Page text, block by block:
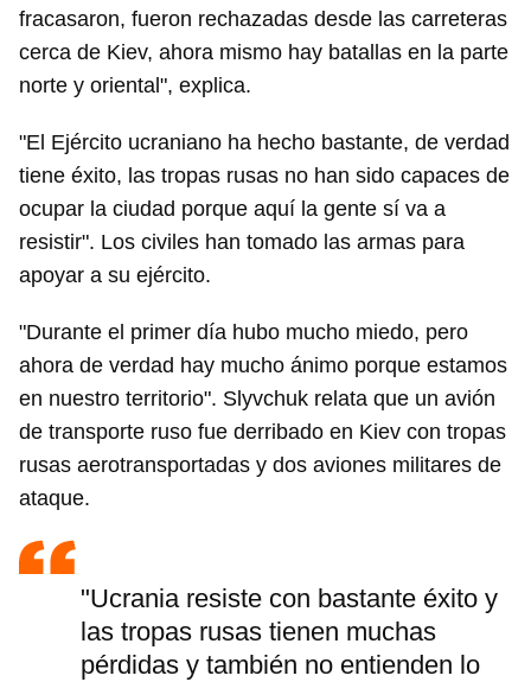
fracasaron, fueron rechazadas desde las carreteras
cerca de Kiev, ahora mismo hay batallas en la parte
norte y oriental", explica.
"El Ejército ucraniano ha hecho bastante, de verdad
tiene éxito, las tropas rusas no han sido capaces de
ocupar la ciudad porque aquí la gente sí va a
resistir". Los civiles han tomado las armas para
apoyar a su ejército.
"Durante el primer día hubo mucho miedo, pero
ahora de verdad hay mucho ánimo porque estamos
en nuestro territorio". Slyvchuk relata que un avión
de transporte ruso fue derribado en Kiev con tropas
rusas aerotransportadas y dos aviones militares de
ataque.
"Ucrania resiste con bastante éxito y
las tropas rusas tienen muchas
pérdidas y también no entienden lo